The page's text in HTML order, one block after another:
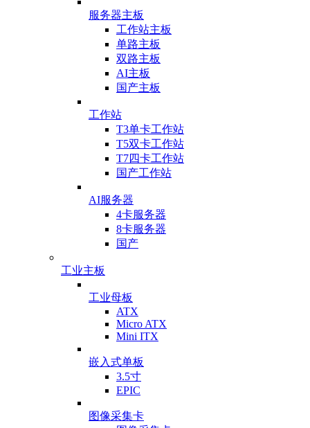
服务器主板
工作站主板
单路主板
双路主板
AI主板
国产主板
工作站
T3单卡工作站
T5双卡工作站
T7四卡工作站
国产工作站
AI服务器
4卡服务器
8卡服务器
国产
工业主板
工业母板
ATX
Micro ATX
Mini ITX
嵌入式单板
3.5寸
EPIC
图像采集卡